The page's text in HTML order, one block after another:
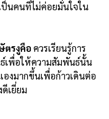
ป็นคนที่ไม่ค่อยมั่นใจใน
ตรงูคือ ควรเรียนรู้การ
เพื่อให้ความสัมพันธ์นั้น
งมากขึ้นเพื่อก้าวเดินต่อ
เยี่ยม